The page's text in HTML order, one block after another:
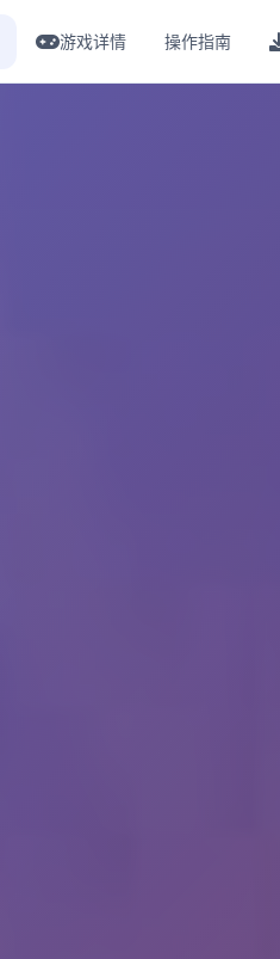
游戏详情 操作指南